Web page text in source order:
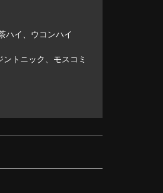
ハイ、ウコンハイ
トニック、モスコミ